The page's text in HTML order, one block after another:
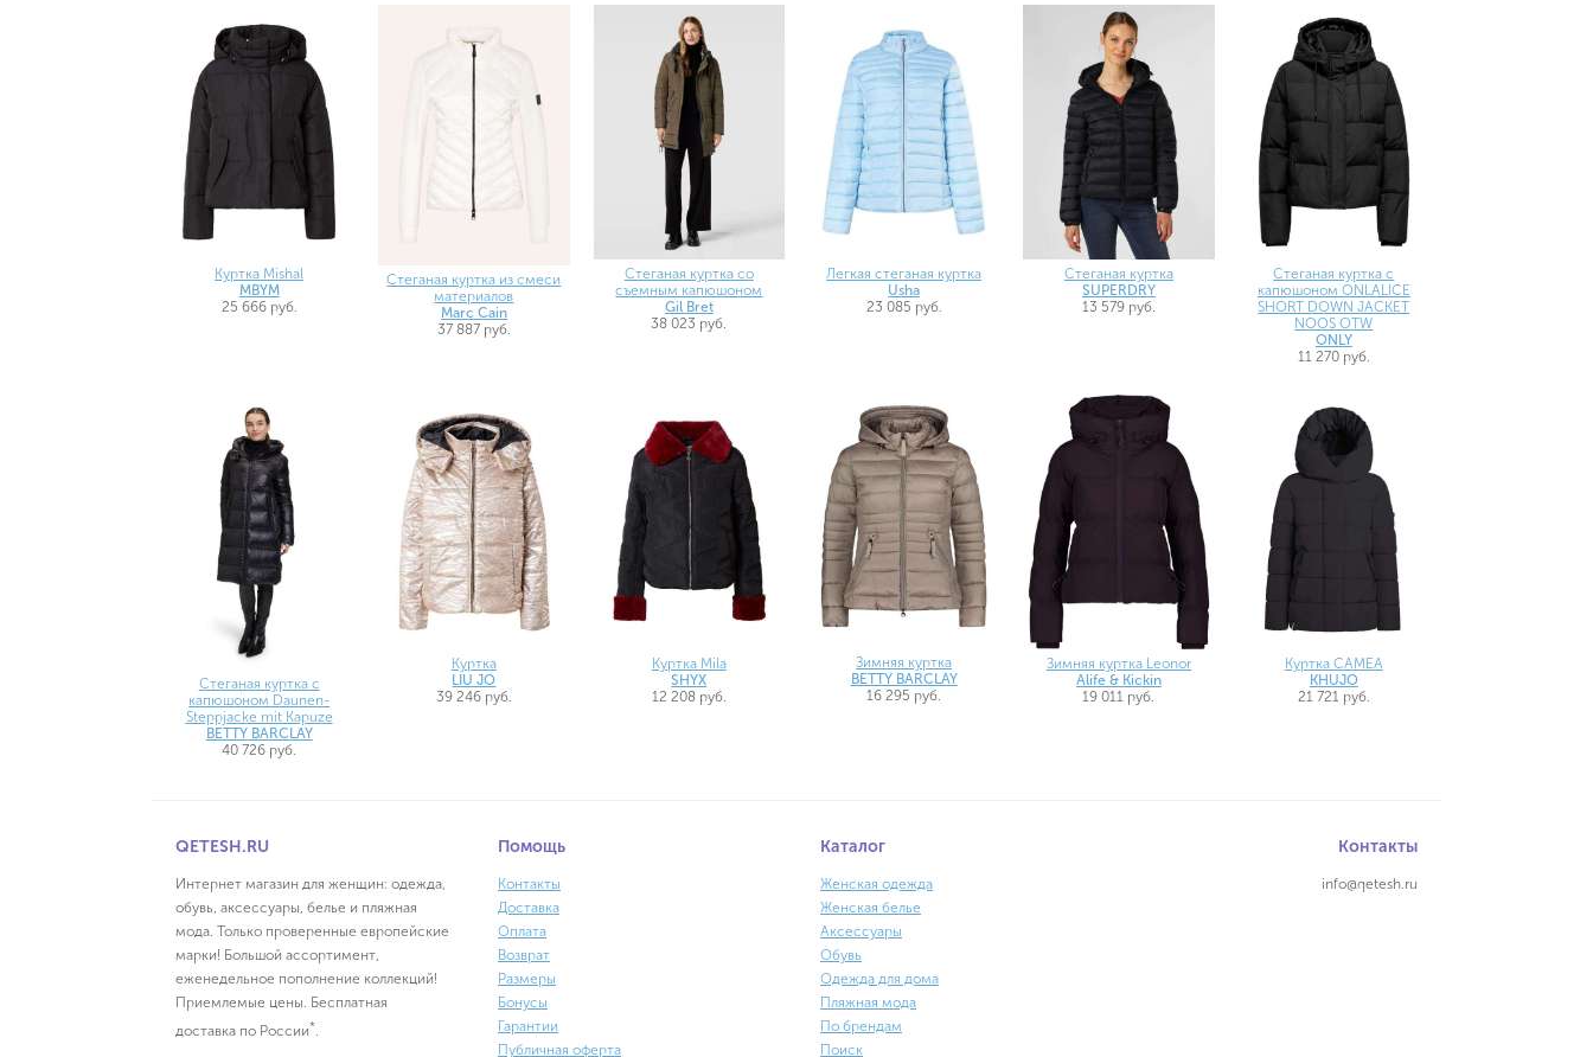
Куртка Mishal
MBYM
25 666 руб.
Стеганая куртка из смеси
материалов
Marc Cain
37 887 руб.
Стеганая куртка со
съемным капюшоном
Gil Bret
38 023 руб.
Легкая стеганая куртка
Usha
23 085 руб.
Стеганая куртка
SUPERDRY
13 579 руб.
Стеганая куртка с
капюшоном ONLALICE
SHORT DOWN JACKET
NOOS OTW
ONLY
11 270 руб.
Стеганая куртка с
капюшоном Daunen-
Steppjacke mit Kapuze
BETTY BARCLAY
40 726 руб.
Куртка
LIU JO
39 246 руб.
Куртка Mila
SHYX
12 208 руб.
Зимняя куртка
BETTY BARCLAY
16 295 руб.
Зимняя куртка Leonor
Alife & Kickin
19 011 руб.
Куртка CAMEA
KHUJO
21 721 руб.
QETESH.RU
Интернет магазин для женщин: одежда,
обувь, аксессуары, белье и пляжная
мода. Только проверенные европейские
марки! Большой ассортимент,
еженедельное пополнение коллекций!
Приемлемые цены. Бесплатная
доставка по России*
Контакты
info@qetesh.ru
Помощь
Контакты
Доставка
Оплата
Возврат
Размеры
Бонусы
Гарантии
Публичная оферта
Каталог
Женская одежда
Женская белье
Аксессуары
Обувь
Одежда для дома
Пляжная мода
По брендам
Поиск